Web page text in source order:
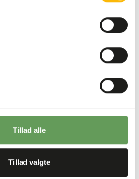
Tillad alle
Tillad valgte
Marmoset
Mere information